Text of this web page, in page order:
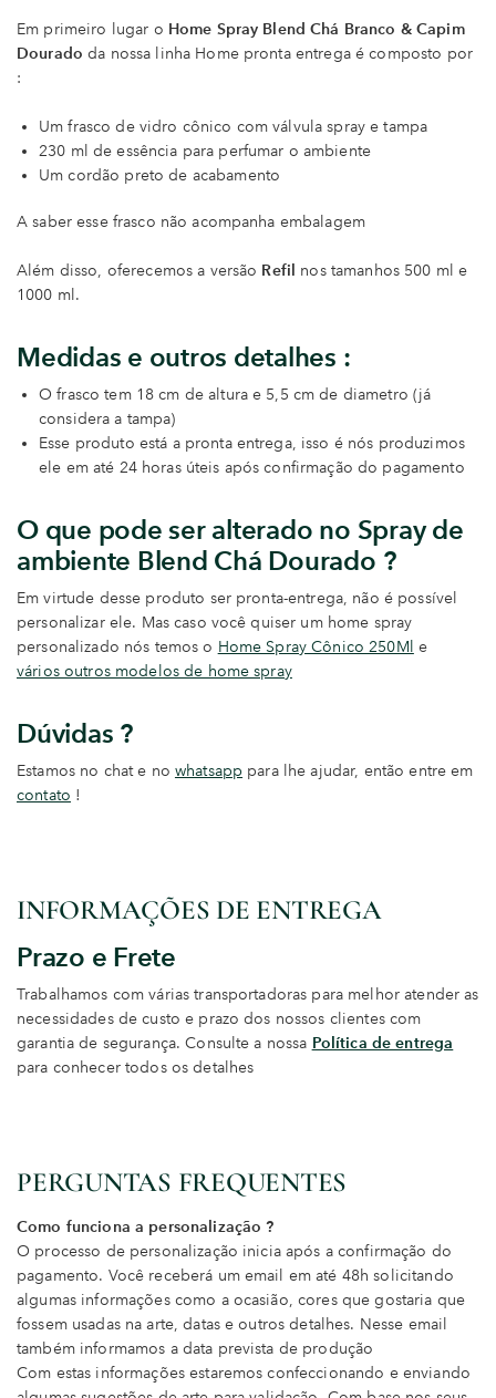
Em primeiro lugar o Home Spray Blend Chá Branco & Capim
Douradoda nossa linha Home pronta entrega é composto por
:
Um frasco de vidro cônico com válvula spray e tampa
230 ml de essência para perfumar o ambiente
Um cordão preto de acabamento
A saber esse frasco não acompanha embalagem
Além disso, oferecemos a versão Refil nos tamanhos 500 ml e
1000 ml.
Medidas e outros detalhes :
O frasco tem 18 cm de altura e 5,5 cm de diametro (já
considera a tampa)
Esse produto está a pronta entrega, isso é nós produzimos
ele em até 24 horas úteis após confirmação do pagamento
O que pode ser alterado no Spray de
ambiente Blend Chá Dourado ?
Em virtude desse produto ser pronta-entrega, não é possível
personalizar ele. Mas caso você quiser um home spray
personalizado nós temos o Home Spray Cônico 250Ml e
vários outros modelos de home spray
Dúvidas ?
Estamos no chat e no whatsapp para lhe ajudar, então entre em
contato !
INFORMAÇÕES DE ENTREGA
Prazo e Frete
Trabalhamos com várias transportadoras para melhor atender as
necessidades de custo e prazo dos nossos clientes com
garantia de segurança. Consulte a nossa Política de entrega
para conhecer todos os detalhes
PERGUNTAS FREQUENTES
Como funciona a personalização ?
O processo de personalização inicia após a confirmação do
pagamento. Você receberá um email em até 48h solicitando
algumas informações como a ocasião, cores que gostaria que
fossem usadas na arte, datas e outros detalhes. Nesse email
também informamos a data prevista de produção
Com estas informações estaremos confeccionando e enviando